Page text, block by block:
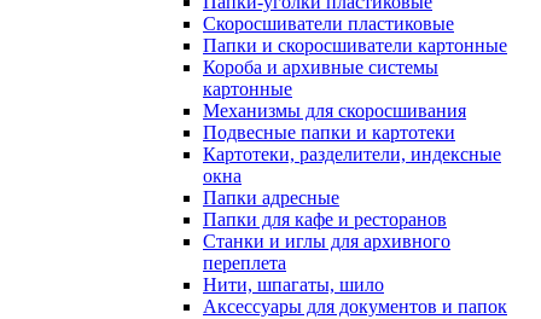
Скоросшиватели пластиковые
Папки и скоросшиватели картонные
Короба и архивные системы
картонные
Механизмы для скоросшивания
Подвесные папки и картотеки
Картотеки, разделители, индексные
окна
Папки адресные
Папки для кафе и ресторанов
Станки и иглы для архивного
переплета
Нити, шпагаты, шило
Аксессуары для документов и папок